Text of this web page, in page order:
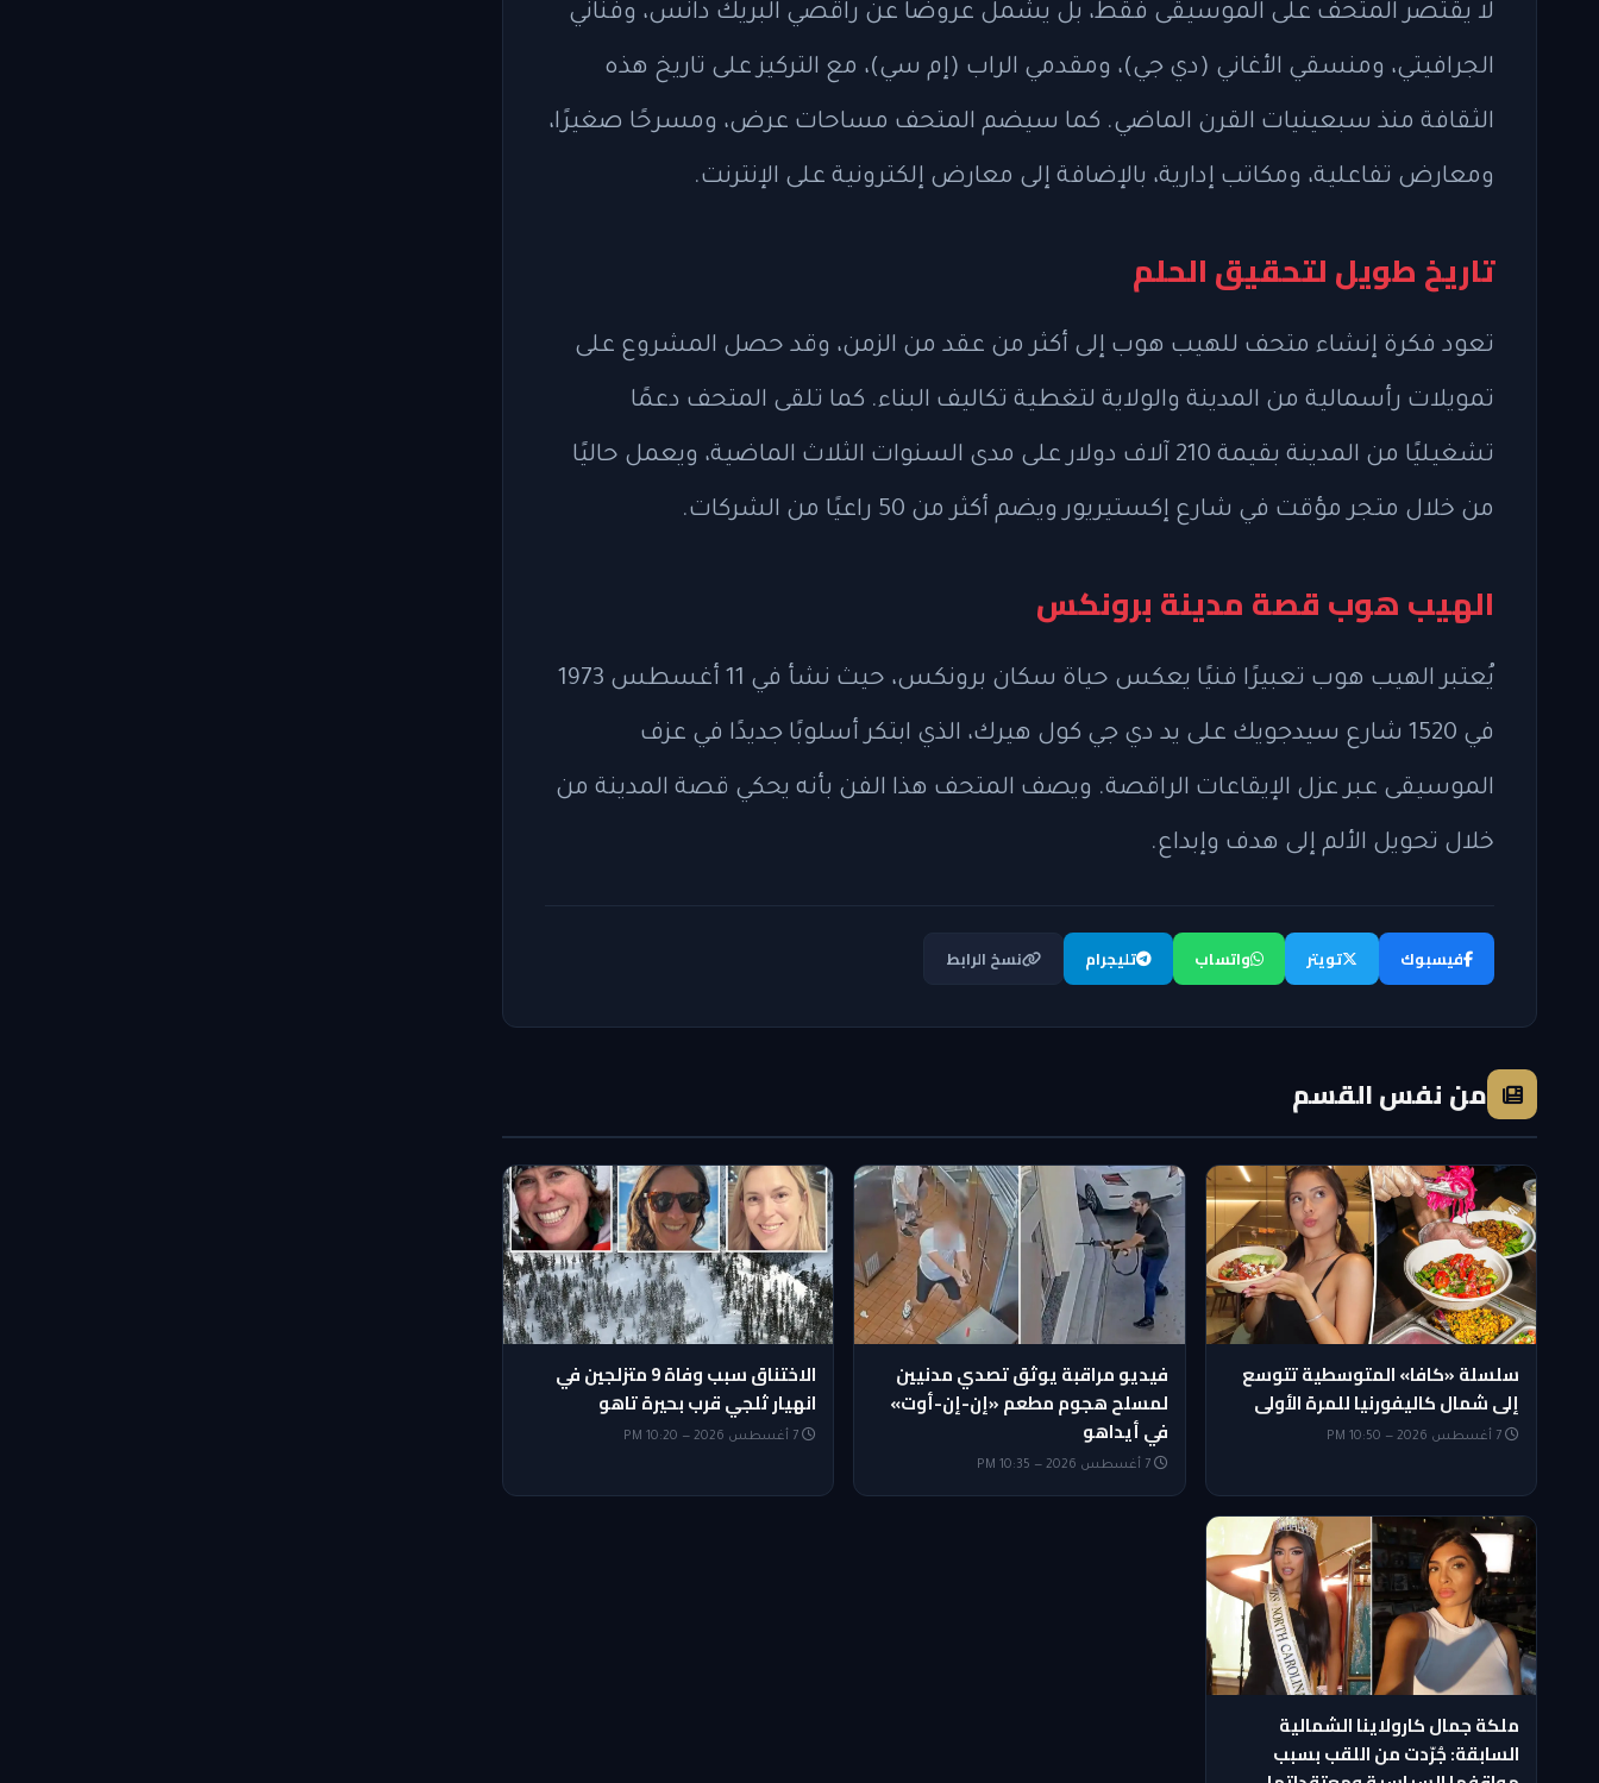
لا يقتصر المتحف على الموسيقى فقط، بل يشمل عروضًا عن راقصي البريك دانس، وفناني
الجرافيتي، ومنسقي الأغاني (دي جي)، ومقدمي الراب (إم سي)، مع التركيز على تاريخ هذه
الثقافة منذ سبعينيات القرن الماضي. كما سيضم المتحف مساحات عرض، ومسرحًا صغيرًا،
ومعارض تفاعلية، ومكاتب إدارية، بالإضافة إلى معارض إلكترونية على الإنترنت.
تاريخ طويل لتحقيق الحلم
تعود فكرة إنشاء متحف للهيب هوب إلى أكثر من عقد من الزمن، وقد حصل المشروع على
تمويلات رأسمالية من المدينة والولاية لتغطية تكاليف البناء. كما تلقى المتحف دعمًا
تشغيليًا من المدينة بقيمة 210 آلاف دولار على مدى السنوات الثلاث الماضية، ويعمل حاليًا
من خلال متجر مؤقت في شارع إكستيريور ويضم أكثر من 50 راعيًا من الشركات.
الهيب هوب قصة مدينة برونكس
يُعتبر الهيب هوب تعبيرًا فنيًا يعكس حياة سكان برونكس، حيث نشأ في 11 أغسطس 1973
في 1520 شارع سيدجويك على يد دي جي كول هيرك، الذي ابتكر أسلوبًا جديدًا في عزف
الموسيقى عبر عزل الإيقاعات الراقصة. ويصف المتحف هذا الفن بأنه يحكي قصة المدينة من
خلال تحويل الألم إلى هدف وإبداع.
فيسبوك تويتر واتساب تليجرام نسخ الرابط
من نفس القسم
سلسلة «كافا» المتوسطية تتوسع
إلى شمال كاليفورنيا للمرة الأولى
فيديو مراقبة يوثق تصدي مدنيين
لمسلح هجوم مطعم «إن-إن-أوت»
في أيداهو
7 أغسطس 2026 — 10:35 PM
الاختناق سبب وفاة 9 متزلجين في
انهيار ثلجي قرب بحيرة تاهو
7 أغسطس 2026 — 10:20 PM
ملكة جمال كارولاينا الشمالية
السابقة: جُرّدت من اللقب بسبب